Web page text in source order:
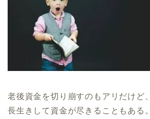
老後資金を切り崩すのもアリだけど、
長生きして資金が尽きることもある。